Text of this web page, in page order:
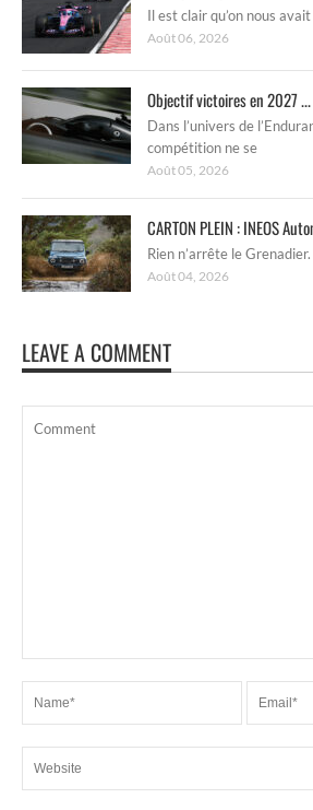
Il est clair qu’on nous
Août 06, 2026
Objectif victoires en 2027 ...
Dans l’univers de
compétition ne se
Août 05, 2026
CARTON PLEIN : INEOS
Rien n’arrête le Grenadier.
Août 04, 2026
LEAVE A COMMENT